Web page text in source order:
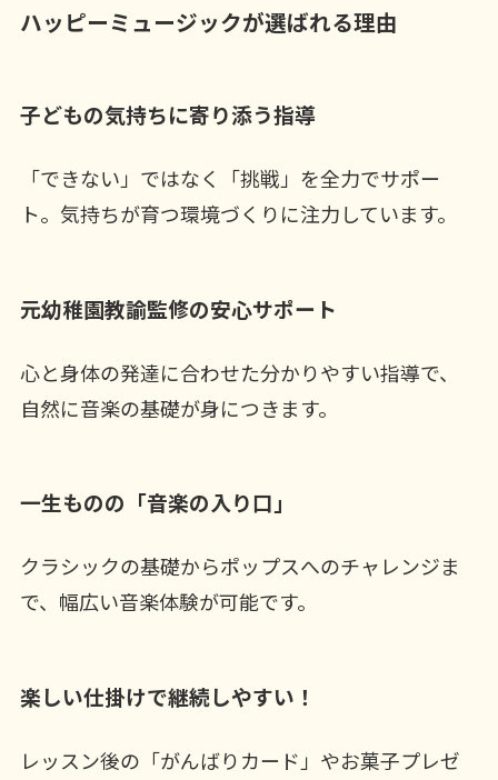
ハッピーミュージックが選ばれる理由
子どもの気持ちに寄り添う指導
「できない」ではなく「挑戦」を全力でサポー
ト。気持ちが育つ環境づくりに注力しています。
元幼稚園教諭監修の安心サポート
心と身体の発達に合わせた分かりやすい指導で、
自然に音楽の基礎が身につきます。
一生ものの「音楽の入り口」
クラシックの基礎からポップスへのチャレンジま
で、幅広い音楽体験が可能です。
楽しい仕掛けで継続しやすい！
レッスン後の「がんばりカード」やお菓子プレゼ